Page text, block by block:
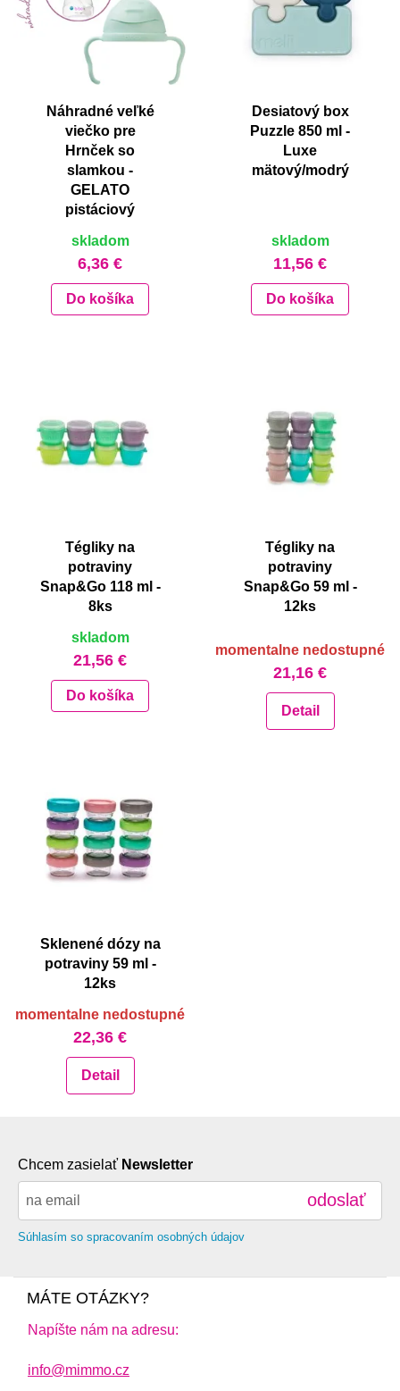
Náhradné veľké
viečko pre
Hrnček so
slamkou -
GELATO
pistáciový
skladom
6,36 €
Do košíka
Desiatový box
Puzzle 850 ml -
Luxe
mätový/modrý
skladom
11,56 €
Do košíka
Tégliky na
potraviny
Snap&Go 118 ml -
8ks
skladom
21,56 €
Do košíka
Tégliky na
potraviny
Snap&Go 59 ml -
12ks
momentalne nedostupné
21,16 €
Detail
Sklenené dózy na
potraviny 59 ml -
12ks
momentalne nedostupné
22,36 €
Detail
Chcem zasielať Newsletter
odoslať
Súhlasím so spracovaním osobných údajov
MÁTE OTÁZKY?
Napíšte nám na adresu:
info@mimmo.cz